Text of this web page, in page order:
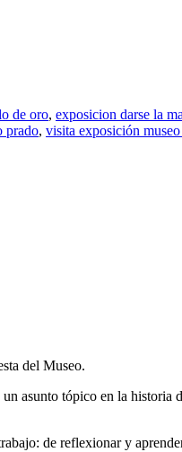
de oro, exposicion darse la
prado, visita exposición
del Museo.
un asunto tópico en la historia
de reflexionar y